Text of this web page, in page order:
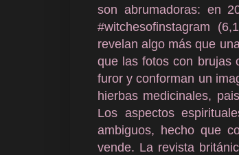
son abrumadoras: en
#witchesofinstagram
revelan algo más que
que las fotos con brujas
furor y conforman un
hierbas medicinales,
Los aspectos
ambiguos, hecho que
vende. La revista